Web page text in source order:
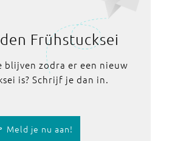
Frühstucksei
blijven zodra er een nieuw
is? Schrijf je dan in.
Meld je nu aan!